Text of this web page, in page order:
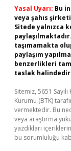
Yasal Uyarı: Bu
veya şahıs
Sitede yalnızca
taşımamakta
paylaşım
benzerlikleri
taslak
Sitemiz, 5651
Kurumu (BTK)
vermektedir. Bu
veya araştırma
yazdıkları
bu sorumluluğu